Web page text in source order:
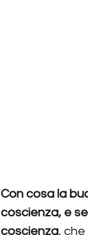
Con cosa la
coscienza, e
coscienza, che